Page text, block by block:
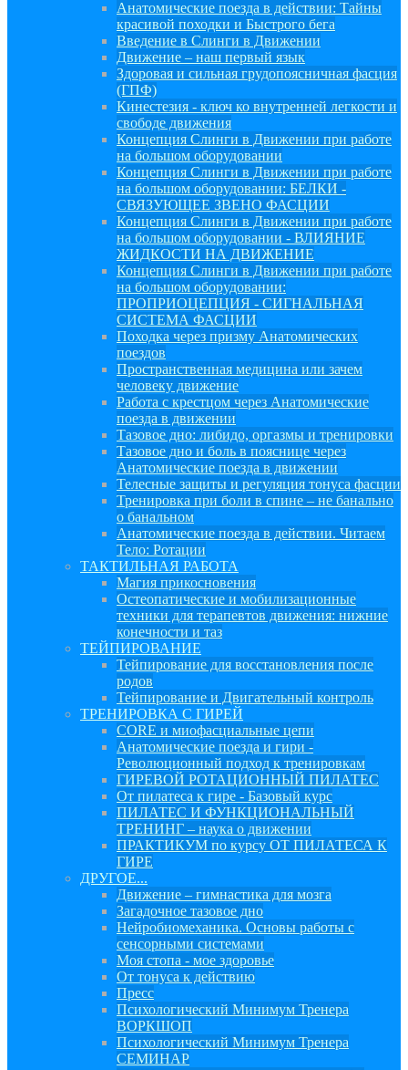
Анатомические поезда в действии: Тайны
красивой походки и Быстрого бега
Введение в Слинги в Движении
Движение – наш первый язык
Здоровая и сильная грудопоясничная фасция
(ГПФ)
Кинестезия - ключ ко внутренней легкости и
свободе движения
Концепция Слинги в Движении при работе
на большом оборудовании
Концепция Слинги в Движении при работе
на большом оборудовании: БЕЛКИ -
СВЯЗУЮЩЕЕ ЗВЕНО ФАСЦИИ
Концепция Слинги в Движении при работе
на большом оборудовании - ВЛИЯНИЕ
ЖИДКОСТИ НА ДВИЖЕНИЕ
Концепция Слинги в Движении при работе
на большом оборудовании:
ПРОПРИОЦЕПЦИЯ - СИГНАЛЬНАЯ
СИСТЕМА ФАСЦИИ
Походка через призму Анатомических
поездов
Пространственная медицина или зачем
человеку движение
Работа с крестцом через Анатомические
поезда в движении
Тазовое дно: либидо, оргазмы и тренировки
Тазовое дно и боль в пояснице через
Анатомические поезда в движении
Телесные защиты и регуляция тонуса фасции
Тренировка при боли в спине – не банально
о банальном
Анатомические поезда в действии. Читаем
Тело: Ротации
ТАКТИЛЬНАЯ РАБОТА
Магия прикосновения
Остеопатические и мобилизационные
техники для терапевтов движения: нижние
конечности и таз
ТЕЙПИРОВАНИЕ
Тейпирование для восстановления после
родов
Тейпирование и Двигательный контроль
ТРЕНИРОВКА С ГИРЕЙ
CORE и миофасциальные цепи
Анатомические поезда и гири -
Революционный подход к тренировкам
ГИРЕВОЙ РОТАЦИОННЫЙ ПИЛАТЕС
От пилатеса к гире - Базовый курс
ПИЛАТЕС И ФУНКЦИОНАЛЬНЫЙ
ТРЕНИНГ – наука о движении
ПРАКТИКУМ по курсу ОТ ПИЛАТЕСА К
ГИРЕ
ДРУГОЕ...
Движение – гимнастика для мозга
Загадочное тазовое дно
Нейробиомеханика. Основы работы с
сенсорными системами
Моя стопа - мое здоровье
От тонуса к действию
Пресс
Психологический Минимум Тренера
ВОРКШОП
Психологический Минимум Тренера
СЕМИНАР